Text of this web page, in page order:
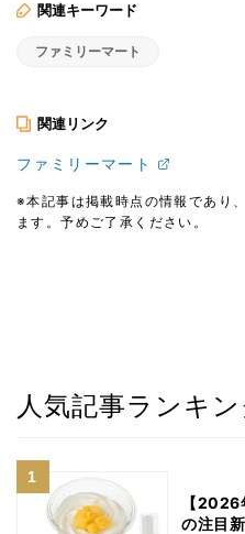
関連キーワード
ファミリーマート
関連リンク
ファミリーマート
※本記事は掲載時点の情報であり
ます。予めご了承ください。
人気記事ランキ
【
の注目